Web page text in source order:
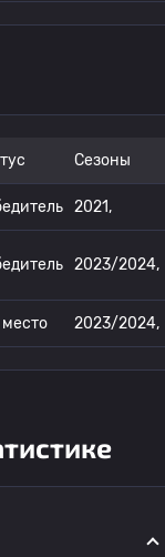
Сезоны
2021,
2023/2024,
2023/2024,